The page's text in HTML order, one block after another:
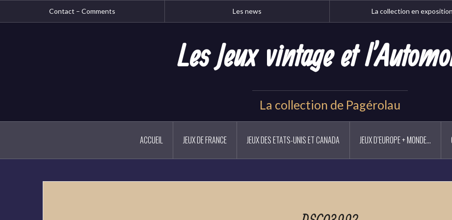
Contact – Comments Les news La collection en exposition
Les Jeux vintage et
La collection de Pagérolau
ACCUEIL JEUX DE FRANCE JEUX DES ETATS-UNIS ET CANADA JEUX D’EUROPE + MONDE…